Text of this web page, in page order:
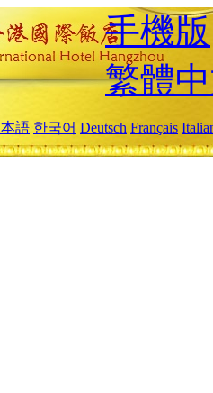
手機版
繁體
本語 한국어 Deutsch Français